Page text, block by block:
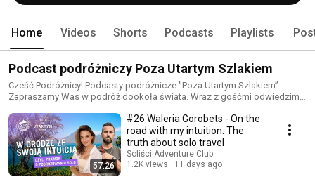
Home Videos Shorts Podcasts Playlists
Podcast podróżniczy Poza Utartym Szlakiem
Cześć Podróżnicy! Podcasty podróżnicze "Poza Utartym Szlakiem”.
Zapraszamy Was w podróż dookoła świata. Wraz z gośćmi odwiedzimy
najciekawszego, doradzimy jak przygotować się do wyprawy w te
miejsca. Przy okazji podzielimy się historiami z naszych podróży do
danej destynacji. Spakowani? W takim razie ruszamy - zapraszam!
57:26
#26 Waleria Gorobets - On the
road with my intuition: The
truth about solo travel
Soliści Adventure Club
1.2K views
11 days ago